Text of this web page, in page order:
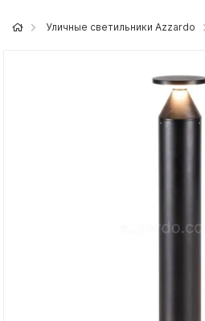
Уличные светильники Azzardo